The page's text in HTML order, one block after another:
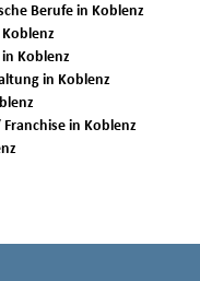
Jobs für Handwerk / gewerblich-technische Berufe in Koblenz
/ Techniker in Koblenz
Jobs für IT / TK / Software-Entwicklung in Koblenz
Jobs für Kaufmännische Berufe & Verwaltung in Koblenz
in Koblenz
Jobs für Freiberufler / Selbständigkeit / Franchise in Koblenz